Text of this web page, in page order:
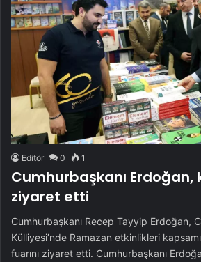
Editör 0 1
Cumhurbaşkanı Erdoğan,
ziyaret etti
Cumhurbaşkanı Recep Tayyip Erdoğan,
Külliyesi’nde Ramazan etkinlikleri
fuarını ziyaret etti. Cumhurbaşkanı